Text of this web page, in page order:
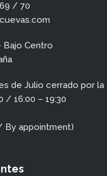
69 / 70
Bajo Centro
de Julio cerrado por la
/ 16:00 – 19:30
By appointment)